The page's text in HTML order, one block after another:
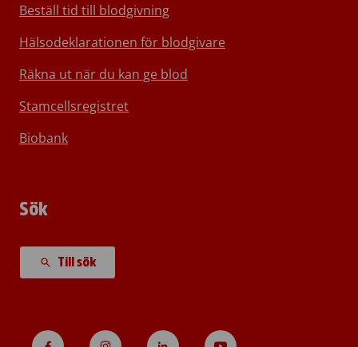
Beställ tid till blodgivning
Hälsodeklarationen för blodgivare
Räkna ut när du kan ge blod
Stamcellsregistret
Biobank
Sök
Till sök